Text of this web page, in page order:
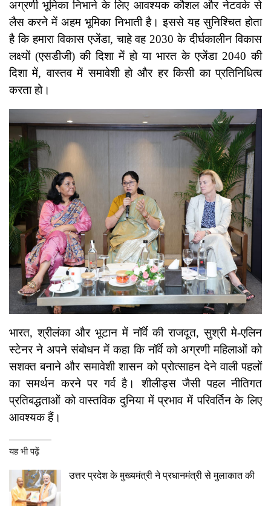
अग्रणी भूमिका निभाने के लिए आवश्यक कौशल और नेटवर्क से
लैस करने में अहम भूमिका निभाती है। इससे यह सुनिश्चित होता
है कि हमारा विकास एजेंडा, चाहे वह 2030 के दीर्घकालीन विकास
लक्ष्यों (एसडीजी) की दिशा में हो या भारत के एजेंडा 2040 की
दिशा में, वास्तव में समावेशी हो और हर किसी का प्रतिनिधित्व
करता हो।
भारत, श्रीलंका और भूटान में नॉर्वे की राजदूत, सुश्री मे-एलिन
स्टेनर ने अपने संबोधन में कहा कि नॉर्वे को अग्रणी महिलाओं को
सशक्त बनाने और समावेशी शासन को प्रोत्साहन देने वाली पहलों
का समर्थन करने पर गर्व है। शीलीड्स जैसी पहल नीतिगत
प्रतिबद्धताओं को वास्तविक दुनिया में प्रभाव में परिवर्तिन के लिए
आवश्यक हैं।
यह भी पढ़ें
उत्तर प्रदेश के मुख्यमंत्री ने प्रधानमंत्री से मुलाकात की